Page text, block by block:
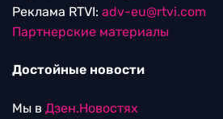
Реклама RTVI: adv-eu@rtvi.com
Партнерские материалы
Достойные новости
Мы в Дзен.Новостях